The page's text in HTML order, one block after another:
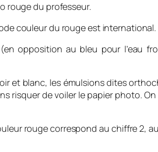
rouge du professeur.
couleur du rouge est international.
opposition au bleu pour l’eau
et blanc, les émulsions dites
risquer de voiler le papier photo.
rouge correspond au chiffre 2,